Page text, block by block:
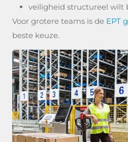
veiligheid structureel wilt
Voor grotere teams is de EPT
beste keuze.